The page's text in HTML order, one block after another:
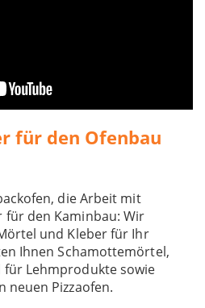
für den Ofenbau
die Arbeit mit
den Kaminbau: Wir
und Kleber für Ihr
Ihnen Schamottemörtel,
Lehmprodukte sowie
neuen Pizzaofen.